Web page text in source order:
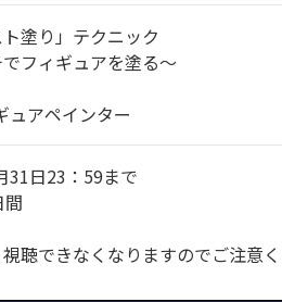
塗り」テクニック
フィギュアを塗る〜
ュアペインター
31日23：59まで
聴できなくなりますのでご注意